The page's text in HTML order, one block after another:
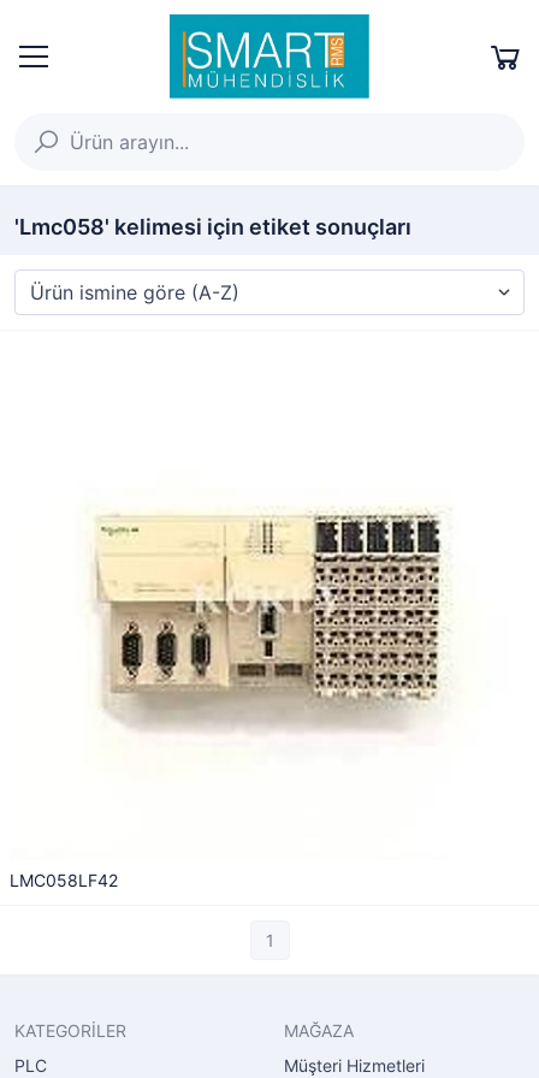
'Lmc058' kelimesi için etiket sonuçları
LMC058LF42
1
KATEGORİLER
PLC
MAĞAZA
Müşteri Hizmetleri